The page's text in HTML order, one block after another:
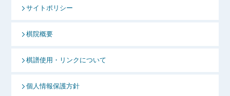
サイトポリシー
棋院概要
棋譜使用・リンクについて
個人情報保護方針